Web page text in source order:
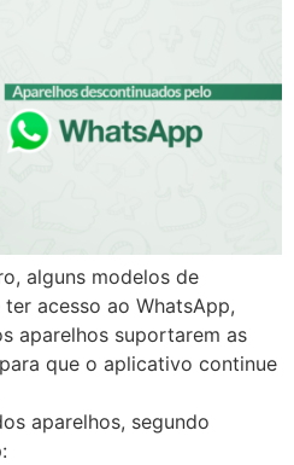
alguns modelos de
acesso ao WhatsApp,
aparelhos suportarem as
que o aplicativo continue
aparelhos, segundo